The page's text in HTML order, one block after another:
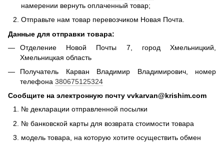
намерении вернуть оплаченный товар;
Отправьте нам товар перевозчиком Новая Почта.
Данные для отправки товара:
Отделение Новой Почты 7, город Хмельницкий,
Хмельницкая область
Получатель Карван Владимир Владимирович, номер
телефона 380675125324
Сообщите на электронную почту vvkarvan@krishim.com
№ декларации отправленной посылки
№ банковской карты для возврата стоимости товара
модель товара, на которую хотите осуществить обмен